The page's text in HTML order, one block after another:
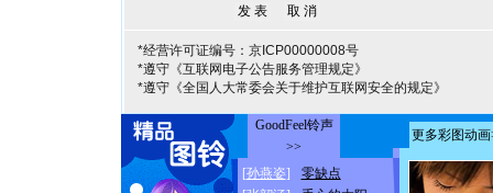
*经营许可证编号：京ICP00000008号
*遵守《互联网电子公告服务管理规定》
*遵守《全国人大常委会关于维护互联网安全的规定》